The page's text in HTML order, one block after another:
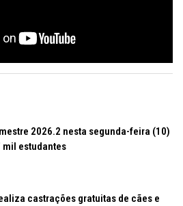
2026.2 nesta segunda-feira (10)
mil estudantes
castrações gratuitas de cães e